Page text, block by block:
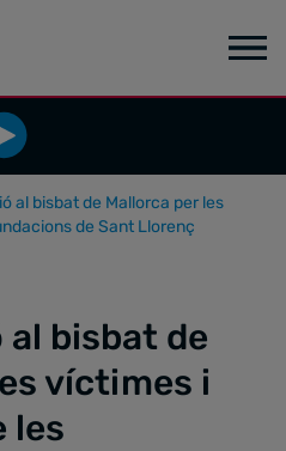
al bisbat de Mallorca per les
de Sant Llorenç
bisbat de
víctimes i
les